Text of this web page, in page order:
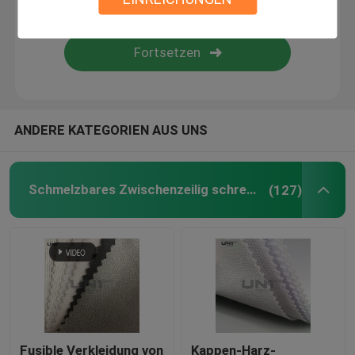
Nicht Gewebe
spunlace Vliesstoffgewebe
Kleiderzusätze
Schmelzbares Netz
Nähende Schulterpolster
ANDERE KATEGORIEN AUS UNS
Schmelzbares Zwischenzeilig schreiben (127)
Fusible Verkleidung von
Kappen-Harz-